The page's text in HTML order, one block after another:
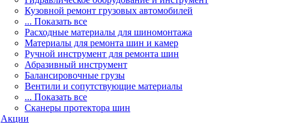
Кузовной ремонт грузовых автомобилей
... Показать все
Расходные материалы для шиномонтажа
Материалы для ремонта шин и камер
Ручной инструмент для ремонта шин
Абразивный инструмент
Балансировочные грузы
Вентили и сопутствующие материалы
... Показать все
Сканеры протектора шин
Акции